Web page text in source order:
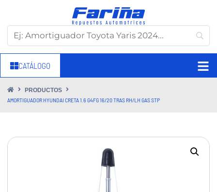
CATÁLOGO
PRODUCTOS
AMORTIGUADOR HYUNDAI CRETA 1.6 G4FG 16/20 TRAS RH/LH GAS STP